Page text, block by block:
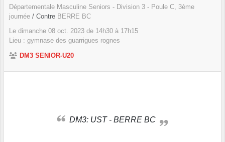
Départementale Masculine Seniors - Division 3 - Poule C, 3ème
journée / Contre BERRE BC
Le dimanche 08 oct. 2023 de 14h30 à 17h15
Lieu : gymnase des guarrigues rognes
DM3 SENIOR-U20
DM3: UST - BERRE BC